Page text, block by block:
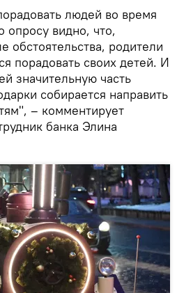
людей во время
опросу видно, что,
обстоятельства, родители
порадовать своих детей. И
значительную часть
собирается направить
– комментирует
банка Элина